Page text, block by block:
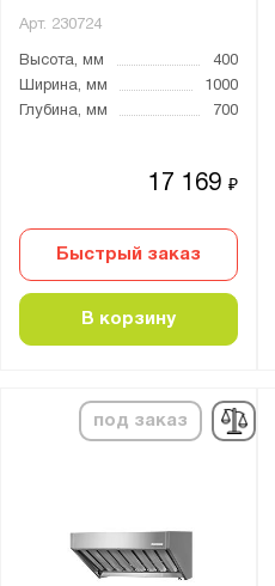
Арт. 230724
Высота, мм
400
Ширина, мм
1000
Глубина, мм
700
17 169₽
Быстрый заказ
В корзину
под заказ